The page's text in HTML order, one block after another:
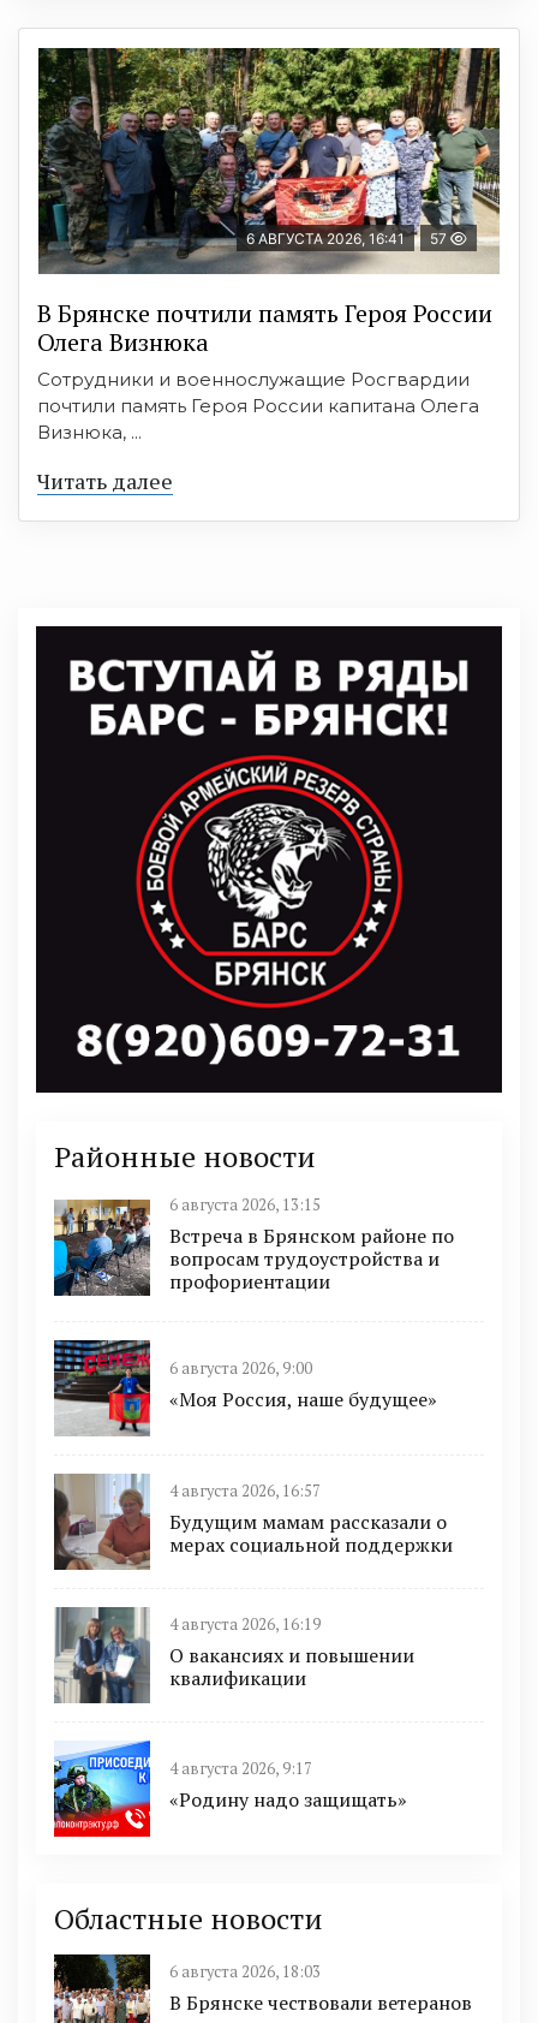
6 АВГУСТА 2026, 16:41 57
В Брянске почтили память Героя России
Олега Визнюка
Сотрудники и военнослужащие Росгвардии
почтили память Героя России капитана Олега
Визнюка, ...
Читать далее
Районные новости
6 августа 2026, 13:15
Встреча в Брянском районе по
вопросам трудоустройства и
профориентации
6 августа 2026, 9:00
«Моя Россия, наше будущее»
4 августа 2026, 16:57
Будущим мамам рассказали о
мерах социальной поддержки
4 августа 2026, 16:19
О вакансиях и повышении
квалификации
4 августа 2026, 9:17
«Родину надо защищать»
Областные новости
6 августа 2026, 18:03
В Брянске чествовали ветеранов